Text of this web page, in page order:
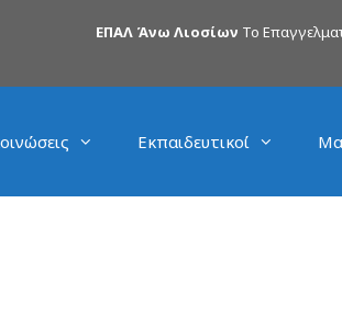
ΕΠΑΛ Άνω Λιοσίων Το
Εκπαιδευτικοί